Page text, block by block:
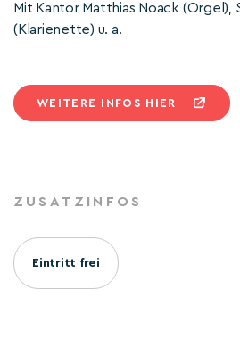
Mit Kantor Matthias Noack (Orgel),
(Klarienette) u. a.
WEITERE INFOS HIER
ZUSATZINFOS
Eintritt frei